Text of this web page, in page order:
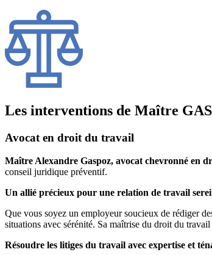
Les interventions de Maître
Avocat en droit du travail
Maître Alexandre Gaspoz, avocat chevronné en
conseil juridique préventif.
Un allié précieux pour une relation de travail
Que vous soyez un employeur soucieux de rédiger
situations avec sérénité. Sa maîtrise du droit du
Résoudre les litiges du travail avec expertise et